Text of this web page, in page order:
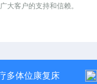
大客户的支持和信赖。
多体位康复床